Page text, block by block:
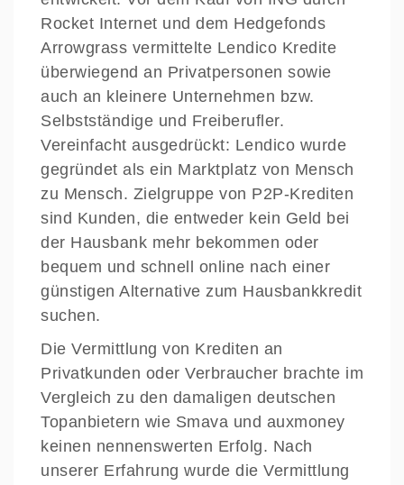
Rocket Internet und dem Hedgefonds
Arrowgrass vermittelte Lendico Kredite
überwiegend an Privatpersonen sowie
auch an kleinere Unternehmen bzw.
Selbstständige und Freiberufler.
Vereinfacht ausgedrückt: Lendico wurde
gegründet als ein Marktplatz von Mensch
zu Mensch. Zielgruppe von P2P-Krediten
sind Kunden, die entweder kein Geld bei
der Hausbank mehr bekommen oder
bequem und schnell online nach einer
günstigen Alternative zum Hausbankkredit
suchen.
Die Vermittlung von Krediten an
Privatkunden oder Verbraucher brachte im
Vergleich zu den damaligen deutschen
Topanbietern wie Smava und auxmoney
keinen nennenswerten Erfolg. Nach
unserer Erfahrung wurde die Vermittlung